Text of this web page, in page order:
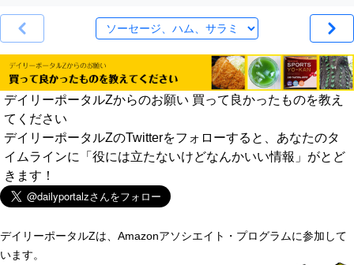
デイリーポータルZからのお願い 買って良かったものを教え
てください
デイリーポータルZのTwitterをフォローすると、あなたのタ
イムラインに「役には立たないけどなんかいい情報」がとど
きます！
デイリーポータルZは、Amazonアソシエイト・プログラムに参加して
います。